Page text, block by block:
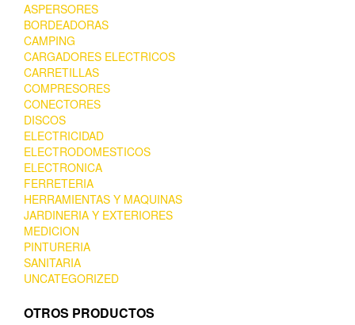
ASPERSORES
BORDEADORAS
CAMPING
CARGADORES ELECTRICOS
CARRETILLAS
COMPRESORES
CONECTORES
DISCOS
ELECTRICIDAD
ELECTRODOMESTICOS
ELECTRONICA
FERRETERIA
HERRAMIENTAS Y MAQUINAS
JARDINERIA Y EXTERIORES
MEDICION
PINTURERIA
SANITARIA
UNCATEGORIZED
OTROS PRODUCTOS